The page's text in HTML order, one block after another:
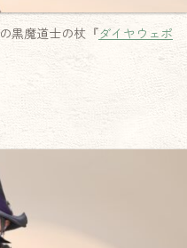
の黒魔道士の杖『ダイヤウェポ